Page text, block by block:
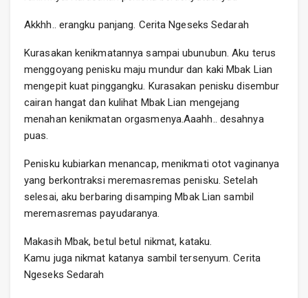
Akkhh.. erangku panjang. Cerita Ngeseks Sedarah
Kurasakan kenikmatannya sampai ubunubun. Aku terus
menggoyang penisku maju mundur dan kaki Mbak Lian
mengepit kuat pinggangku. Kurasakan penisku disembur
cairan hangat dan kulihat Mbak Lian mengejang
menahan kenikmatan orgasmenya.Aaahh.. desahnya
puas.
Penisku kubiarkan menancap, menikmati otot vaginanya
yang berkontraksi meremasremas penisku. Setelah
selesai, aku berbaring disamping Mbak Lian sambil
meremasremas payudaranya.
Makasih Mbak, betul betul nikmat, kataku.
Kamu juga nikmat katanya sambil tersenyum. Cerita
Ngeseks Sedarah